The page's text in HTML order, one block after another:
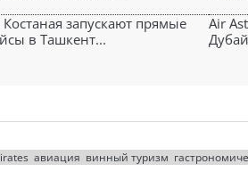
Костаная запускают прямые
в Ташкент...
Air
авиация винный туризм